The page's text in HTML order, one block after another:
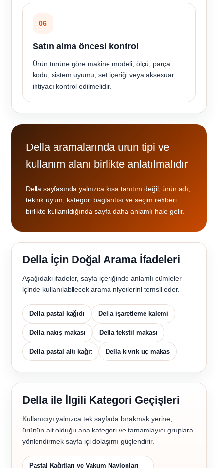
06
Satın alma öncesi kontrol
Ürün türüne göre makine modeli, ölçü, parça
kodu, sistem uyumu, set içeriği veya aksesuar
ihtiyacı kontrol edilmelidir.
Della aramalarında ürün tipi ve
kullanım alanı birlikte anlatılmalıdır
Della sayfasında yalnızca kısa tanıtım değil; ürün adı,
teknik uyum, kategori bağlantısı ve seçim rehberi
birlikte kullanıldığında sayfa daha anlamlı hale gelir.
Della İçin Doğal Arama İfadeleri
Aşağıdaki ifadeler, sayfa içeriğinde anlamlı cümleler
içinde kullanılabilecek arama niyetlerini temsil eder.
Della pastal kağıdı Della işaretleme kalemi
Della nakış makası Della tekstil makası
Della pastal altı kağıt Della kıvrık uç makas
Della ile İlgili Kategori Geçişleri
Kullanıcıyı yalnızca tek sayfada bırakmak yerine,
ürünün ait olduğu ana kategori ve tamamlayıcı gruplara
yönlendirmek sayfa içi dolaşımı güçlendirir.
Pastal Kağıtları ve Vakum Naylonları →